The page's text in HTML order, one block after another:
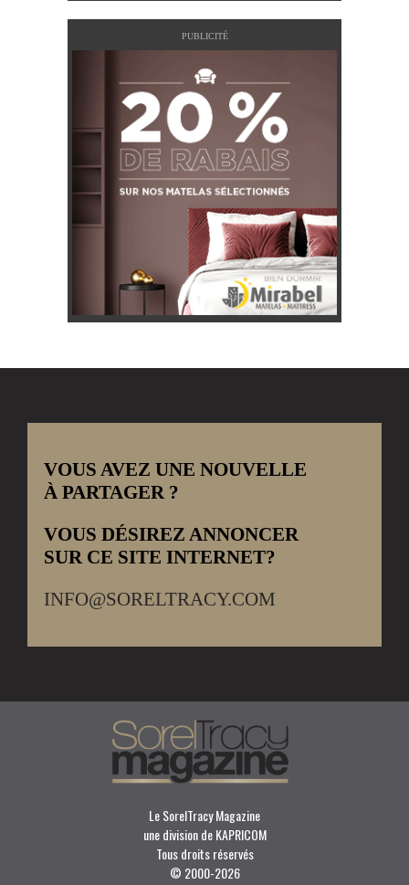
PUBLICITÉ
VOUS AVEZ UNE NOUVELLE
À PARTAGER ?
VOUS DÉSIREZ ANNONCER
SUR CE SITE INTERNET?
INFO@SORELTRACY.COM
Le SorelTracy Magazine
une division de KAPRICOM
Tous droits réservés
© 2000-2026